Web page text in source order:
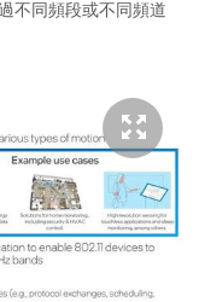
不同頻段或不同頻道